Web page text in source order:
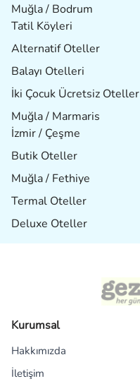
Muğla / Bodrum
Tatil Köyleri
Alternatif Oteller
Balayı Otelleri
İki Çocuk Ücretsiz Oteller
Muğla / Marmaris
İzmir / Çeşme
Butik Oteller
Muğla / Fethiye
Termal Oteller
Deluxe Oteller
Kurumsal
Hakkımızda
İletişim